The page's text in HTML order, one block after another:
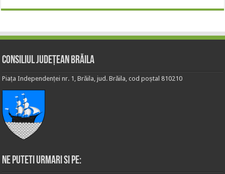
Consiliul Județean Brăila
Piața Independenței nr. 1, Brăila, jud. Brăila, cod poștal 810210
Ne puteti urmari si pe: